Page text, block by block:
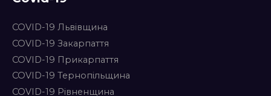
COVID-19 Львівщина
COVID-19 Закарпаття
COVID-19 Прикарпаття
COVID-19 Тернопільщина
COVID-19 Рівненщина